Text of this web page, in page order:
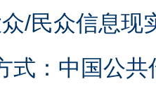
/民众信息现
式：中国公共